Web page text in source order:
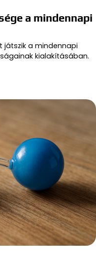
a mindennapi
játszik a mindennapi
kialakításában.